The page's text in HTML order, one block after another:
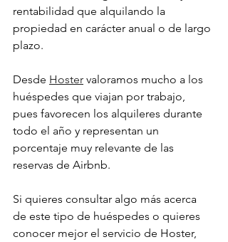
rentabilidad que alquilando la
propiedad en carácter anual o de largo
plazo.
Desde Hoster valoramos mucho a los
huéspedes que viajan por trabajo,
pues favorecen los alquileres durante
todo el año y representan un
porcentaje muy relevante de las
reservas de Airbnb.
Si quieres consultar algo más acerca
de este tipo de huéspedes o quieres
conocer mejor el servicio de Hoster,